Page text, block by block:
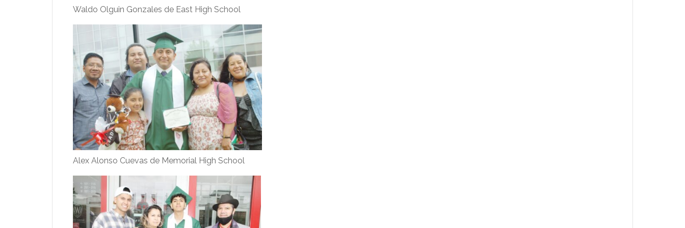
Waldo Olguin Gonzales de East High School
Alex Alonso Cuevas de Memorial High School